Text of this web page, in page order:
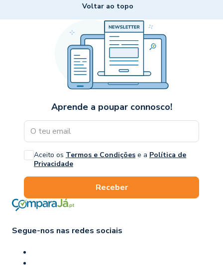
Voltar ao topo
Aprende a poupar connosco!
Aceito os Termos e Condições e a Política de
Privacidade
Receber
Segue-nos nas redes sociais